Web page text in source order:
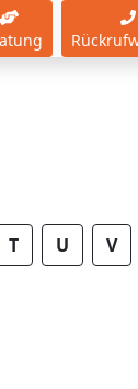
T U V